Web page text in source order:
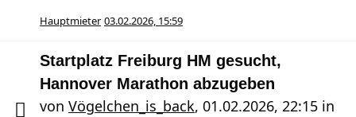
Hauptmieter 03.02.2026, 15:59
Startplatz Freiburg HM gesucht,
Hannover Marathon abzugeben
von Vögelchen_is_back, 01.02.2026, 22:15 in